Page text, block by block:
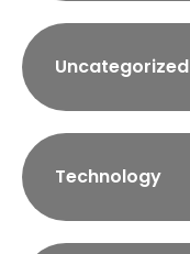
Uncategorized
Technology